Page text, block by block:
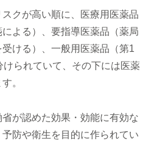
クが高い順に、医療用医薬品
による）、要指導医薬品（薬局
ける）、一般用医薬品（第1
られていて、その下には医薬
。
が認めた効果・効能に有効な
防や衛生を目的に作られてい